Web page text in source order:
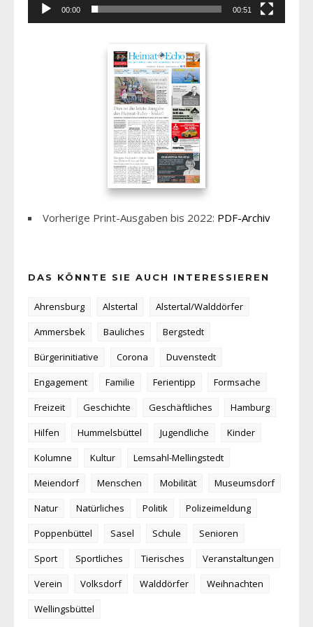
00:00 00:51
Vorherige Print-Ausgaben bis 2022: PDF-Archiv
DAS KÖNNTE SIE AUCH INTERESSIEREN
Ahrensburg Alstertal
Alstertal/Walddörfer
Ammersbek
Bauliches
Bergstedt
Bürgerinitiative
Corona
Duvenstedt
Engagement
Familie Ferientipp
Formsache
Freizeit
Geschichte Geschäftliches
Hamburg
Hilfen
Hummelsbüttel Jugendliche
Kinder
Kolumne
Kultur
Lemsahl-Mellingstedt
Meiendorf
Menschen Mobilität
Museumsdorf
Natur
Natürliches Politik
Polizeimeldung
Poppenbüttel
Sasel Schule
Senioren
Sport
Sportliches Tierisches
Veranstaltungen
Verein
Volksdorf Walddörfer
Weihnachten
Wellingsbüttel